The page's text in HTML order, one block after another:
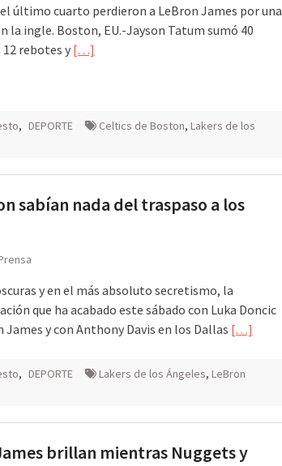
último cuarto perdieron a LeBron James por una
la ingle. Boston, EU.-Jayson Tatum sumó 40
rebotes y[…]
, DEPORTE Celtics de Boston, Lakers de los
sabían nada del traspaso a los
y en el más absoluto secretismo, la
que ha acabado este sábado con Luka Doncic
James y con Anthony Davis en los Dallas […]
, DEPORTE Lakers de los Ángeles, LeBron
brillan mientras Nuggets y